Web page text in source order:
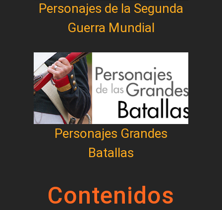
Personajes de la Segunda
Guerra Mundial
Personajes Grandes
Batallas
Contenidos